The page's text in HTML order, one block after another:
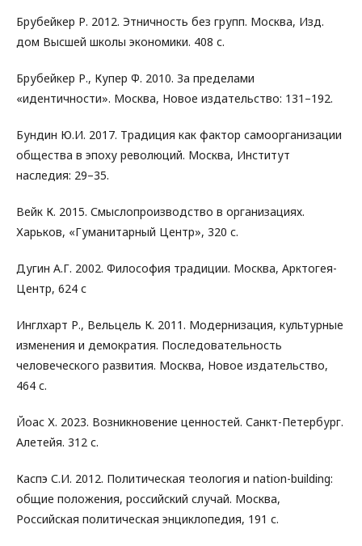
Брубейкер Р. 2012. Этничность без групп. Москва, Изд.
дом Высшей школы экономики. 408 с.
Брубейкер Р., Купер Ф. 2010. За пределами
«идентичности». Москва, Новое издательство: 131–192.
Бундин Ю.И. 2017. Традиция как фактор самоорганизации
общества в эпоху революций. Москва, Институт
наследия: 29–35.
Вейк К. 2015. Смыслопроизводство в организациях.
Харьков, «Гуманитарный Центр», 320 с.
Дугин А.Г. 2002. Философия традиции. Москва, Арктогея-
Центр, 624 с
Инглхарт Р., Вельцель К. 2011. Модернизация, культурные
изменения и демократия. Последовательность
человеческого развития. Москва, Новое издательство,
464 с.
Йоас Х. 2023. Возникновение ценностей. Санкт-Петербург.
Алетейя. 312 с.
Каспэ С.И. 2012. Политическая теология и nation-building:
общие положения, российский случай. Москва,
Российская политическая энциклопедия, 191 с.